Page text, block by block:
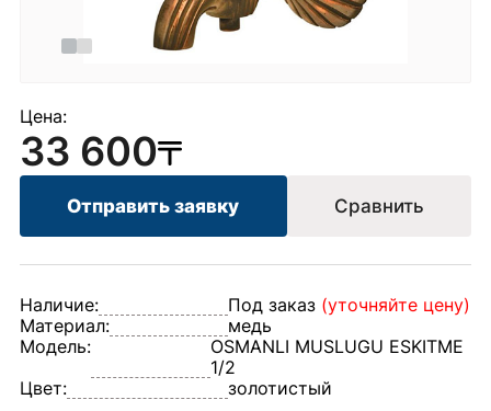
Цена:
33 600
Отправить заявку Сравнить
Наличие: Под заказ (уточняйте цену)
Материал:
медь
Модель:
OSMANLI MUSLUGU ESKITME
1/2
Цвет:
золотистый